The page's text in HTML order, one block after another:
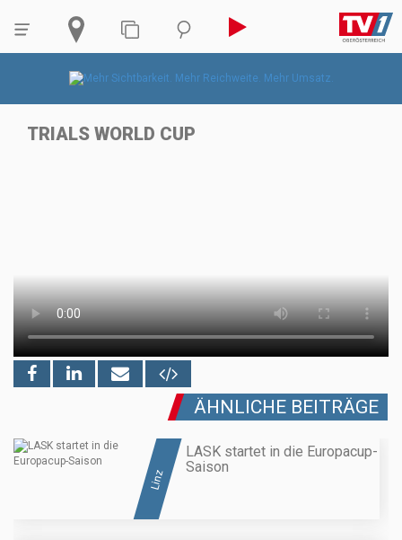
TRIALS WORLD CUP
ÄHNLICHE BEITRÄGE
Linz
LASK startet in die Europacup-
Saison